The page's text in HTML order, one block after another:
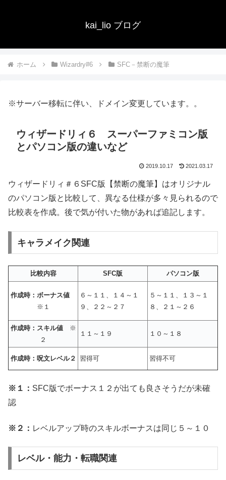
kai_lio ブログ
ホーム Wizardry#6 SFC－禁断の魔筆
※サーバー移転に伴い、ドメイン変更しています。。
ウィザードリィ６ スーパーファミコン版
とパソコン版の違いなど
2019.10.17 2021.03.17
ウィザードリィ＃６SFC版【禁断の魔筆】はオリジナル
のパソコン版と比較して、異なる仕様が多々見られるので
比較表を作成。後で気が付いた物があれば追記します。
キャラメイク関連
比較内容 SFC版 パソコン版
作成時：ボーナス値
※１
６～１１、１４～１
９、２２～２７
５～１１、１３～１
８、２１～２６
作成時：スキル値
※
２
１１～１９ １０～１８
作成時：呪文レベル２ 習得可 習得不可
※１： SFC版でボーナス１２が出ても良さそうだが未確
認
※２： レベルアップ時のスキルボーナスは同じ５～１０
レベル・能力・転職関連